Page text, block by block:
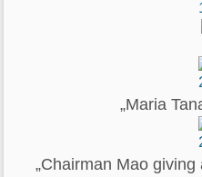
„Maria
„Chairman Mao